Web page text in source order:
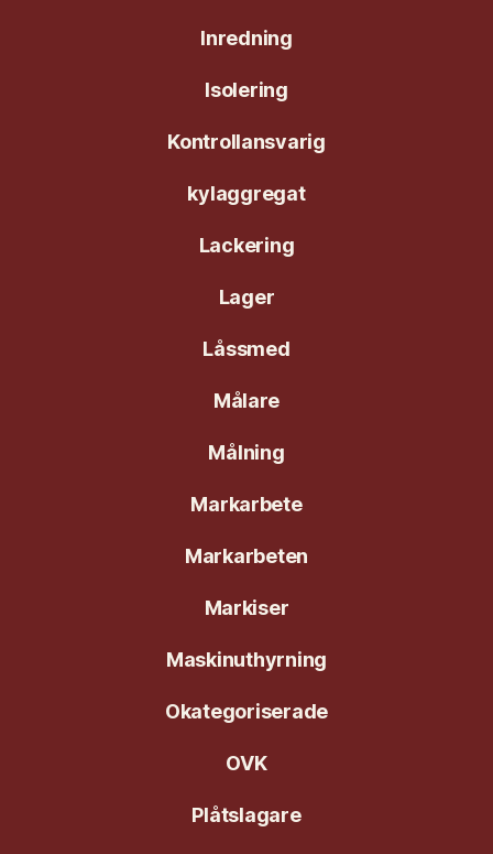
Inredning
Isolering
Kontrollansvarig
kylaggregat
Lackering
Lager
Låssmed
Målare
Målning
Markarbete
Markarbeten
Markiser
Maskinuthyrning
Okategoriserade
OVK
Plåtslagare